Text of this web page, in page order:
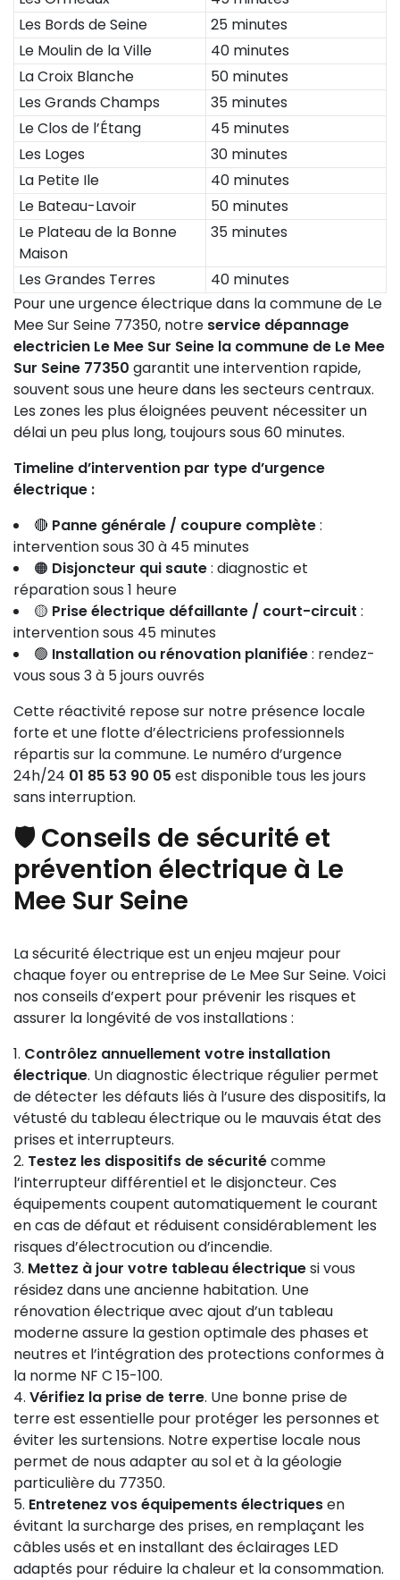
Les Bords de Seine
25 minutes
Le Moulin de la Ville
40 minutes
La Croix Blanche
50 minutes
Les Grands Champs
35 minutes
Le Clos de l’Étang
45 minutes
Les Loges
30 minutes
La Petite Ile
40 minutes
Le Bateau-Lavoir
50 minutes
Le Plateau de la Bonne
Maison
35 minutes
Les Grandes Terres
40 minutes
Pour une urgence électrique dans la commune de Le
Mee Sur Seine 77350, notre service dépannage
electricien Le Mee Sur Seine la commune de Le Mee
Sur Seine 77350 garantit une intervention rapide,
souvent sous une heure dans les secteurs centraux.
Les zones les plus éloignées peuvent nécessiter un
délai un peu plus long, toujours sous 60 minutes.
Timeline d’intervention par type d’urgence
électrique :
🔴 Panne générale / coupure complète:
intervention sous 30 à 45 minutes
🟠 Disjoncteur qui saute: diagnostic et
réparation sous 1 heure
🟡 Prise électrique défaillante / court-circuit :
intervention sous 45 minutes
🟢 Installation ou rénovation planifiée: rendez-
vous sous 3 à 5 jours ouvrés
Cette réactivité repose sur notre présence locale
forte et une flotte d’électriciens professionnels
répartis sur la commune. Le numéro d’urgence
24h/24 01 85 53 90 05 est disponible tous les jours
sans interruption.
🛡️ Conseils de sécurité et
prévention électrique à Le
Mee Sur Seine
La sécurité électrique est un enjeu majeur pour
chaque foyer ou entreprise de Le Mee Sur Seine. Voici
nos conseils d’expert pour prévenir les risques et
assurer la longévité de vos installations :
Contrôlez annuellement votre installation
électrique. Un diagnostic électrique régulier permet
de détecter les défauts liés à l’usure des dispositifs, la
vétusté du tableau électrique ou le mauvais état des
prises et interrupteurs.
Testez les dispositifs de sécuritécomme
l’interrupteur différentiel et le disjoncteur. Ces
équipements coupent automatiquement le courant
en cas de défaut et réduisent considérablement les
risques d’électrocution ou d’incendie.
Mettez à jour votre tableau électriquesi vous
résidez dans une ancienne habitation. Une
rénovation électrique avec ajout d’un tableau
moderne assure la gestion optimale des phases et
neutres et l’intégration des protections conformes à
la norme NF C 15-100.
Vérifiez la prise de terre. Une bonne prise de
terre est essentielle pour protéger les personnes et
éviter les surtensions. Notre expertise locale nous
permet de nous adapter au sol et à la géologie
particulière du 77350.
Entretenez vos équipements électriquesen
évitant la surcharge des prises, en remplaçant les
câbles usés et en installant des éclairages LED
adaptés pour réduire la chaleur et la consommation.